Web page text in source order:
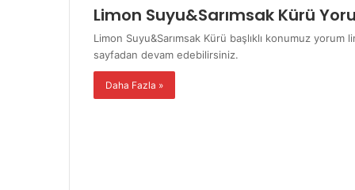
Limon Suyu&Sarımsak Kürü
Limon Suyu&Sarımsak Kürü başlıklı konumuz
sayfadan devam edebilirsiniz.
Daha Fazla »